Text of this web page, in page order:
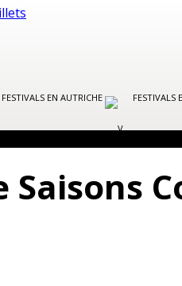
FESTIVALS EN AUTRICHE FESTIVALS